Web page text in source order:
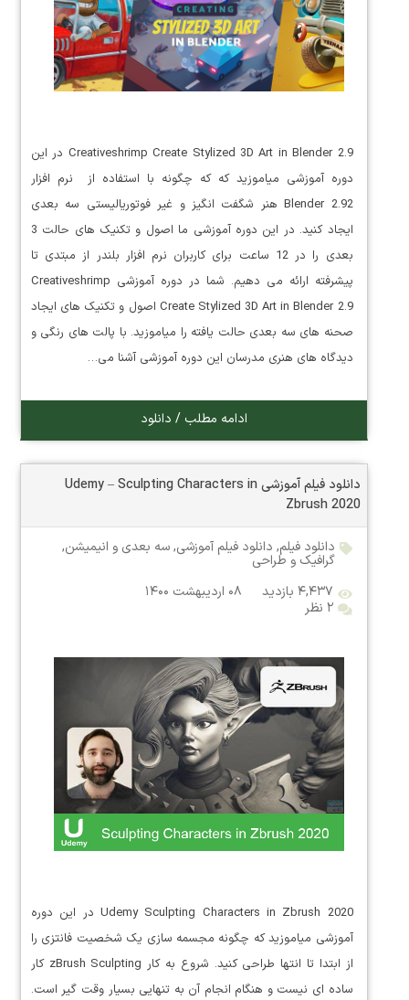
Creativeshrimp Create Stylized 3D Art in Blender 2.9 در این
دوره آموزشی میاموزید که که چگونه با استفاده از نرم افزار
Blender 2.92 هنر شگفت انگیز و غیر فوتوریالیستی سه بعدی
ایجاد کنید. در این دوره آموزشی ما اصول و تکنیک های حالت 3
بعدی را در 12 ساعت برای کاربران نرم افزار بلندر از مبتدی تا
پیشرفته ارائه می دهیم. شما در دوره آموزشی Creativeshrimp
Create Stylized 3D Art in Blender 2.9 اصول و تکنیک های ایجاد
صحنه های سه بعدی حالت یافته را میاموزید. با پالت های رنگی و
دیدگاه های هنری مدرسان این دوره آموزشی آشنا می…
ادامه مطلب / دانلود
دانلود فیلم آموزشی Udemy – Sculpting Characters in
Zbrush 2020
دانلود فیلم, دانلود فیلم آموزشی,سه بعدی و انیمیشن,
گرافیک و طراحی
۴,۴۳۷ بازدید
۰۸ اردیبهشت ۱۴۰۰
۲ نظر
Udemy Sculpting Characters in Zbrush 2020 در این دوره
آموزشی میاموزید که چگونه مجسمه سازی یک شخصیت فانتزی را
از ابتدا تا انتها طراحی کنید. شروع به کار zBrush Sculpting کار
ساده ای نیست و هنگام انجام آن به تنهایی بسیار وقت گیر است.